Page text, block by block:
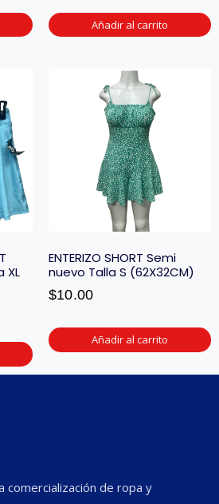
Añadir al carrito
XL
ENTERIZO SHORT Semi
nuevo Talla S (62X32CM)
$10.00
Añadir al carrito
comercialización de ropa y